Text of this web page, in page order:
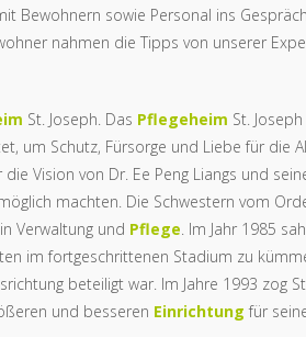
Bewohnern sowie Personal ins
nahmen die Tipps von unserer
St. Joseph. Das Pflegeheim St.
um Schutz, Fürsorge und Liebe für die
Vision von Dr. Ee Peng Liangs und
machten. Die Schwestern vom
Verwaltung und Pflege. Im Jahr 1985
im fortgeschrittenen Stadium zu
beteiligt war. Im Jahre 1993 zog
und besseren Einrichtung für